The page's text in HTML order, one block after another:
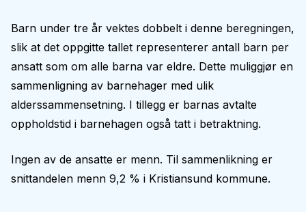
Barn under tre år vektes dobbelt i denne beregningen,
slik at det oppgitte tallet representerer antall barn per
ansatt som om alle barna var eldre. Dette muliggjør en
sammenligning av barnehager med ulik
alderssammensetning. I tillegg er barnas avtalte
oppholdstid i barnehagen også tatt i betraktning.
Ingen av de ansatte er menn. Til sammenlikning er
snittandelen menn 9,2 % i Kristiansund kommune.